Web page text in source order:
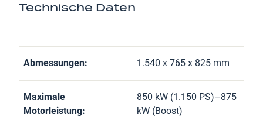
Technische Daten
Abmessungen: 1.540 x 765 x 825 mm
Maximale
Motorleistung:
850 kW (1.150 PS)–875
kW (Boost)